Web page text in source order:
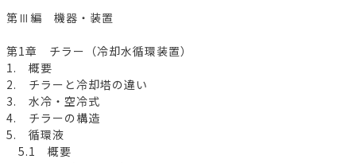
第Ⅲ編 機器・装置
第1章 チラー（冷却水循環装置）
1. 概要
2. チラーと冷却塔の違い
3. 水冷・空冷式
4. チラーの構造
5. 循環液
5.1 概要